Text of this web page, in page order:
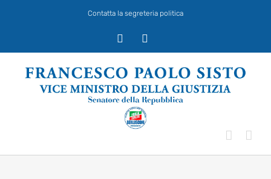
Contatta la segreteria politica